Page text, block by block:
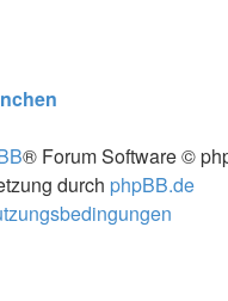
® Forum Software ©
durch phpBB.de